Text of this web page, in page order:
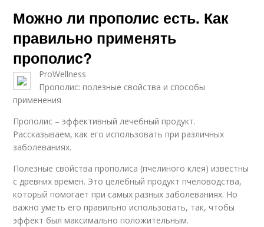
Можно ли прополис есть. Как
правильно применять
прополис?
ProWellness
Прополис: полезные свойства и способы
применения
Прополис – эффективный лечебный продукт.
Рассказываем, как его использовать при различных
заболеваниях.
Полезные свойства прополиса (пчелиного клея) известны
с древних времен. Это целебный продукт пчеловодства,
который помогает при самых разных заболеваниях. Но
важно уметь его правильно использовать, так, чтобы
эффект был максимально положительным.